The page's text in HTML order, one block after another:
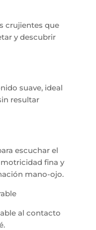
crujientes que
y descubrir
suave, ideal
resultar
escuchar el
fina y
mano-ojo.
al contacto